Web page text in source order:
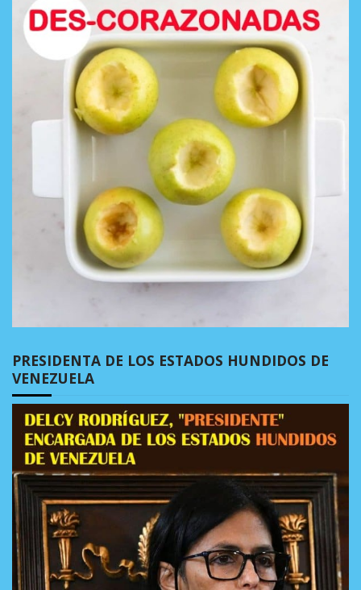
PRESIDENTA DE LOS ESTADOS HUNDIDOS DE
VENEZUELA